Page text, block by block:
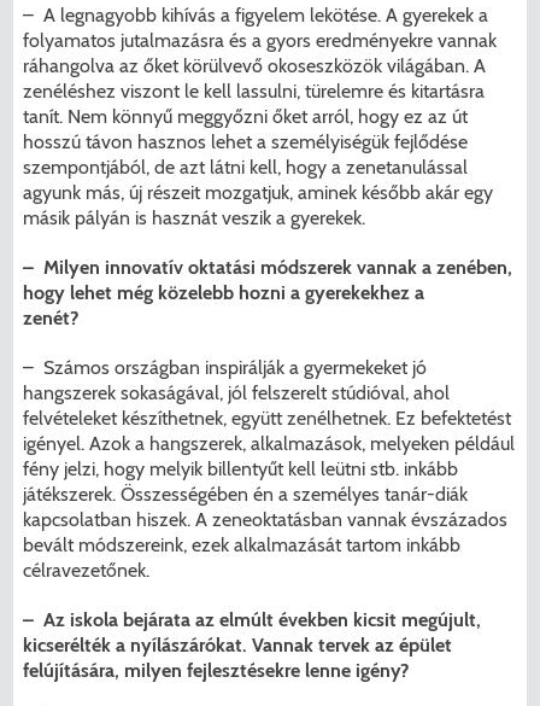
– A legnagyobb kihívás a figyelem lekötése. A gyerekek a
folyamatos jutalmazásra és a gyors eredményekre vannak
ráhangolva az őket körülvevő okoseszközök világában. A
zenéléshez viszont le kell lassulni, türelemre és kitartásra
tanít. Nem könnyű meggyőzni őket arról, hogy ez az út
hosszú távon hasznos lehet a személyiségük fejlődése
szempontjából, de azt látni kell, hogy a zenetanulással
agyunk más, új részeit mozgatjuk, aminek később akár egy
másik pályán is hasznát veszik a gyerekek.
– Milyen innovatív oktatási módszerek vannak a zenében,
hogy lehet még közelebb hozni a gyerekekhez a
zenét?
– Számos országban inspirálják a gyermekeket jó
hangszerek sokaságával, jól felszerelt stúdióval, ahol
felvételeket készíthetnek, együtt zenélhetnek. Ez befektetést
igényel. Azok a hangszerek, alkalmazások, melyeken például
fény jelzi, hogy melyik billentyűt kell leütni stb. inkább
játékszerek. Összességében én a személyes tanár-diák
kapcsolatban hiszek. A zeneoktatásban vannak évszázados
bevált módszereink, ezek alkalmazását tartom inkább
célravezetőnek.
– Az iskola bejárata az elmúlt években kicsit megújult,
kicserélték a nyílászárókat. Vannak tervek az épület
felújítására, milyen fejlesztésekre lenne igény?